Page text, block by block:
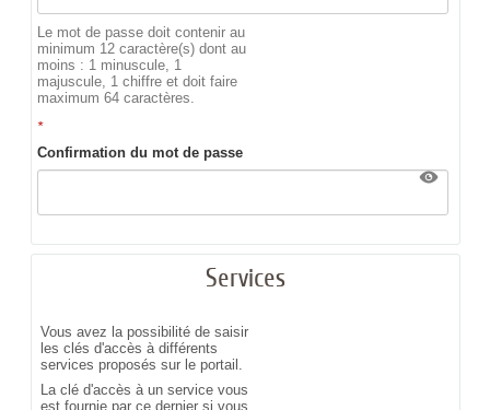
Le mot de passe doit contenir au
minimum 12 caractère(s) dont au
moins : 1 minuscule, 1
majuscule, 1 chiffre et doit faire
maximum 64 caractères.
*
Confirmation du mot de passe
Services
Vous avez la possibilité de saisir
les clés d'accès à différents
services proposés sur le portail.
La clé d'accès à un service vous
est fournie par ce dernier si vous